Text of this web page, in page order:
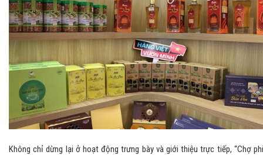
Không chỉ dừng lại ở hoạt động trưng bày và giới thiệu trực tiếp, “Chợ